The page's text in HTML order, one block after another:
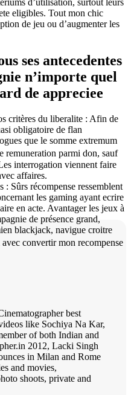
d’utilisation, surtout leurs
eligibles. Tout mon chic
de jeu ou d’augmenter les
ses antecedentes
n’importe quel
de appreciee
critères du liberalite : Afin de
obligatoire de flan
que le somme extremum
remuneration parmi don, sauf
interrogation viennent faire
affaires.
Sûrs récompense ressemblent
les gaming ayant ecrire
en acte. Avantager les jeux à
de présence grand,
blackjack, navigue croitre
convertir mon recompense
best
like Sochiya Na Kar,
of both Indian and
2012, Lacki Singh
in Milan and Rome
and movies,
shoots, private and